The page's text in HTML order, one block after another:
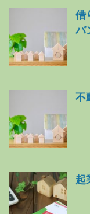
借
バ
不
起